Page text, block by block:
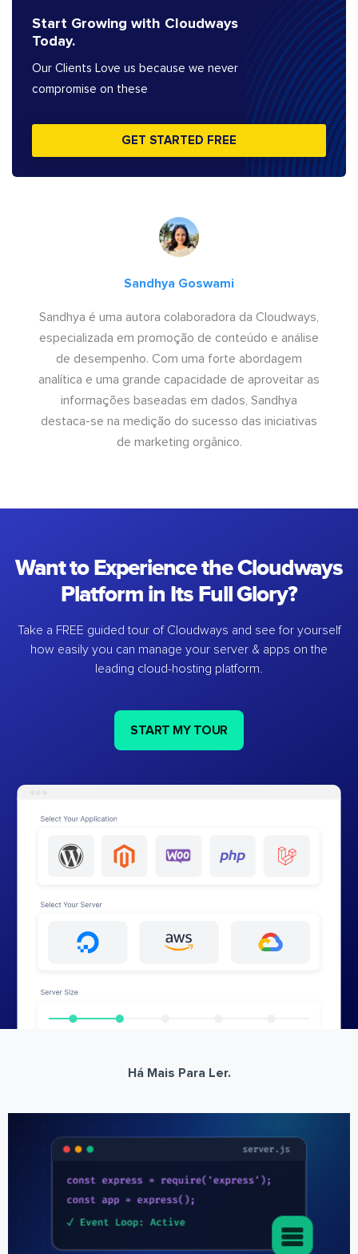
Start Growing with Cloudways
Today.
Our Clients Love us because we never
compromise on these
GET STARTED FREE
Sandhya Goswami
Sandhya é uma autora colaboradora da Cloudways,
especializada em promoção de conteúdo e análise
de desempenho. Com uma forte abordagem
analítica e uma grande capacidade de aproveitar as
informações baseadas em dados, Sandhya
destaca-se na medição do sucesso das iniciativas
de marketing orgânico.
Want to Experience the Cloudways
Platform in Its Full Glory?
Take a FREE guided tour of Cloudways and see for yourself
how easily you can manage your server & apps on the
leading cloud-hosting platform.
START MY TOUR
Há Mais Para Ler.